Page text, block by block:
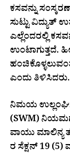
ಕಸವನ್ನು
ಸುಟ್ಟು ವಿದ್ಯುತ್
ಎಲ್ಲೆಂದರಲ್ಲಿ
ಉಂಟಾಗುತ್ತದೆ.
ಎಂದು ತಿಳಿಸಿದರು.
ನಿಮಯ
(SWM)
ವಾಯು ಮಾಲಿನ್ಯ
ರ ಸೆಕ್ಷನ್ 19 (5)